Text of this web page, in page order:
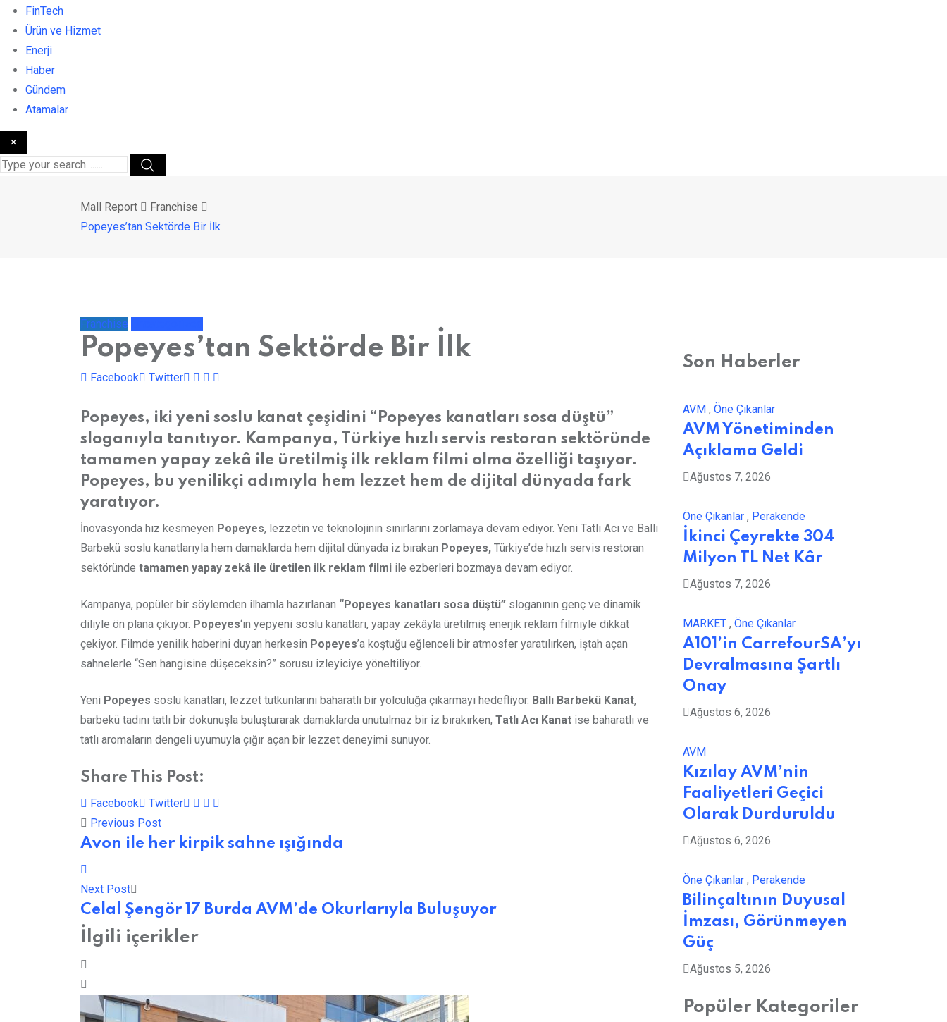
FinTech
Ürün ve Hizmet
Enerji
Haber
Gündem
Atamalar
×
Mall Report
Franchise
Popeyes’tan Sektörde Bir İlk
Franchise
Popeyes’tan Sektörde Bir İlk
Facebook Twitter LinkedIn
Whatsapp
Print
Email
Popeyes, iki yeni soslu kanat çeşidini “Popeyes kanatları sosa düştü”
sloganıyla tanıtıyor. Kampanya, Türkiye hızlı servis restoran sektöründe
tamamen yapay zekâ ile üretilmiş ilk reklam filmi olma özelliği taşıyor.
Popeyes, bu yenilikçi adımıyla hem lezzet hem de dijital dünyada fark
yaratıyor.
İnovasyonda hız kesmeyen Popeyes, lezzetin ve teknolojinin sınırlarını zorlamaya devam ediyor. Yeni Tatlı Acı ve Ballı
Barbekü soslu kanatlarıyla hem damaklarda hem dijital dünyada iz bırakan Popeyes, Türkiye’de hızlı servis restoran
sektöründe tamamen yapay zekâ ile üretilen ilk reklam filmi ile ezberleri bozmaya devam ediyor.
Kampanya, popüler bir söylemden ilhamla hazırlanan “Popeyes kanatları sosa düştü” sloganının genç ve dinamik
diliyle ön plana çıkıyor. Popeyes‘ın yepyeni soslu kanatları, yapay zekâyla üretilmiş enerjik reklam filmiyle dikkat
çekiyor. Filmde yenilik haberini duyan herkesin Popeyes’a koştuğu eğlenceli bir atmosfer yaratılırken, iştah açan
sahnelerle “Sen hangisine düşeceksin?” sorusu izleyiciye yöneltiliyor.
Yeni Popeyes soslu kanatları, lezzet tutkunlarını baharatlı bir yolculuğa çıkarmayı hedefliyor. Ballı Barbekü Kanat,
barbekü tadını tatlı bir dokunuşla buluşturarak damaklarda unutulmaz bir iz bırakırken, Tatlı Acı Kanat ise baharatlı ve
tatlı aromaların dengeli uyumuyla çığır açan bir lezzet deneyimi sunuyor.
Share This Post:
Facebook Twitter LinkedIn
Whatsapp
Print
Email
Previous Post
Avon ile her kirpik sahne ışığında
Next Post
Celal Şengör 17 Burda AVM’de Okurlarıyla Buluşuyor
İlgili içerikler
Son Haberler
AVM , Öne Çıkanlar
AVM Yönetiminden
Açıklama Geldi
Ağustos 7, 2026
Öne Çıkanlar , Perakende
İkinci Çeyrekte 304
Milyon TL Net Kâr
Ağustos 7, 2026
MARKET , Öne Çıkanlar
A101’in CarrefourSA’yı
Devralmasına Şartlı
Onay
Ağustos 6, 2026
AVM
Kızılay AVM’nin
Faaliyetleri Geçici
Olarak Durduruldu
Ağustos 6, 2026
Öne Çıkanlar , Perakende
Bilinçaltının Duyusal
İmzası, Görünmeyen
Güç
Ağustos 5, 2026
Popüler Kategoriler